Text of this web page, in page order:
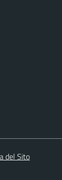
del Sito